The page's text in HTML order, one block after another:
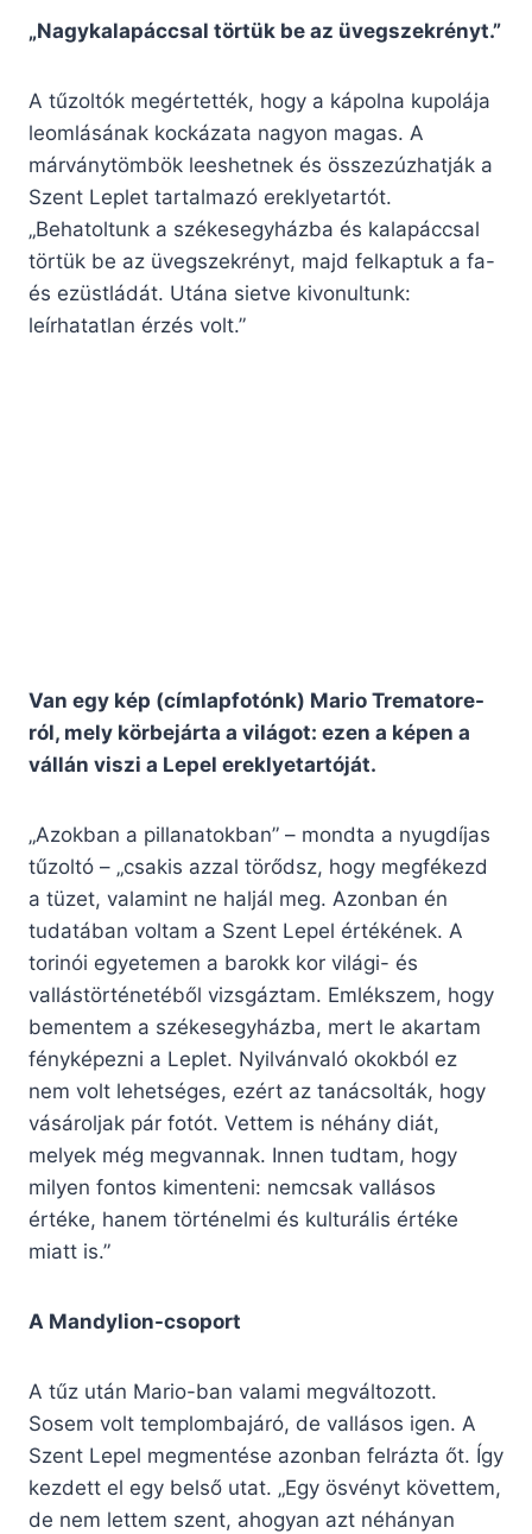
„Nagykalapáccsal törtük be az üvegszekrényt.”
A tűzoltók megértették, hogy a kápolna kupolája
leomlásának kockázata nagyon magas. A
márványtömbök leeshetnek és összezúzhatják a
Szent Leplet tartalmazó ereklyetartót.
„Behatoltunk a székesegyházba és kalapáccsal
törtük be az üvegszekrényt, majd felkaptuk a fa-
és ezüstládát. Utána sietve kivonultunk:
leírhatatlan érzés volt.”
Van egy kép (címlapfotónk) Mario Trematore-
ról, mely körbejárta a világot: ezen a képen a
vállán viszi a Lepel ereklyetartóját.
„Azokban a pillanatokban” – mondta a nyugdíjas
tűzoltó – „csakis azzal törődsz, hogy megfékezd
a tüzet, valamint ne haljál meg. Azonban én
tudatában voltam a Szent Lepel értékének. A
torinói egyetemen a barokk kor világi- és
vallástörténetéből vizsgáztam. Emlékszem, hogy
bementem a székesegyházba, mert le akartam
fényképezni a Leplet. Nyilvánvaló okokból ez
nem volt lehetséges, ezért az tanácsolták, hogy
vásároljak pár fotót. Vettem is néhány diát,
melyek még megvannak. Innen tudtam, hogy
milyen fontos kimenteni: nemcsak vallásos
értéke, hanem történelmi és kulturális értéke
miatt is.”
A Mandylion-csoport
A tűz után Mario-ban valami megváltozott.
Sosem volt templombajáró, de vallásos igen. A
Szent Lepel megmentése azonban felrázta őt. Így
kezdett el egy belső utat. „Egy ösvényt követtem,
de nem lettem szent, ahogyan azt néhányan